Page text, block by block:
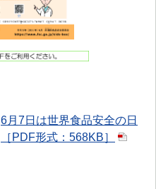
6月7日は世界食品安全の日
［PDF形式：568KB］